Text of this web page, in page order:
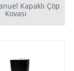
Kapaklı Çöp
Kovası